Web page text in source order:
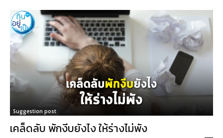
Suggestion post
เคล็ดลับ พักงีบยังไง ให้ร่างไม่พัง